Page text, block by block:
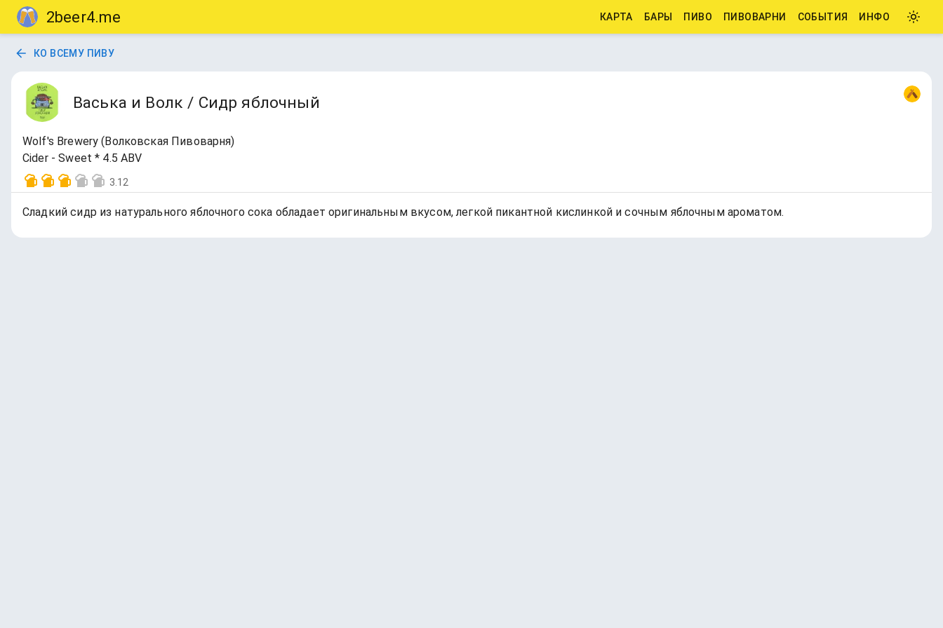
2beer4.me КАРТА БАРЫ ПИВО ПИВОВАРНИ СОБЫТИЯ ИНФО
КО ВСЕМУ ПИВУ
Васька и Волк / Сидр яблочный
Wolf's Brewery (Волковская Пивоварня)
Cider - Sweet * 4.5 ABV
3.12
Сладкий сидр из натурального яблочного сока обладает оригинальным вкусом, легкой пикантной кислинкой и сочным яблочным ароматом.